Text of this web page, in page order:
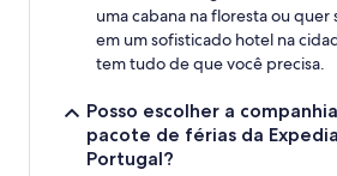
uma cabana na floresta ou quer
em um sofisticado hotel na
tem tudo de que você precisa.
Posso escolher a
pacote de férias da
Portugal?